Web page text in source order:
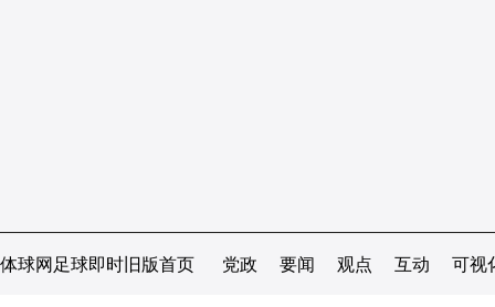
体球网足球即时旧版首页 党政 要闻 观点 互动 可视